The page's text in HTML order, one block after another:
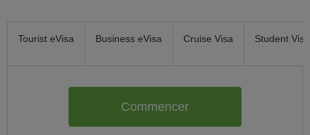
Tourist eVisa Business eVisa Cruise Visa Student Visa
Commencer